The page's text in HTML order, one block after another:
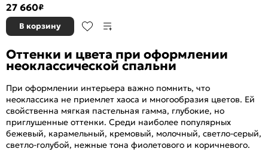
27 660₽
В корзину
Оттенки и цвета при оформлении
неоклассической спальни
При оформлении интерьера важно помнить, что
неоклассика не приемлет хаоса и многообразия цветов. Ей
свойственна мягкая пастельная гамма, глубокие, но
приглушенные оттенки. Среди наиболее популярных
бежевый, карамельный, кремовый, молочный, светло-серый,
светло-голубой, нежные тона фиолетового и коричневого.